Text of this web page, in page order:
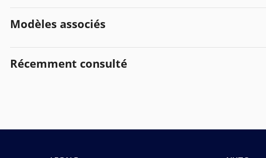
Modèles associés
Récemment consulté